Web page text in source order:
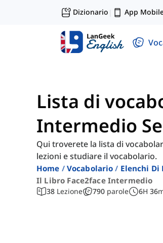
Dizionario | App
Lista di
Intermedio
Qui troverete la lista di
lezioni e studiare il vocabolario.
Home Vocabolario
Elenchi Di
Il Libro Face2face Intermedio
38 Lezione 790 parole 6H 36